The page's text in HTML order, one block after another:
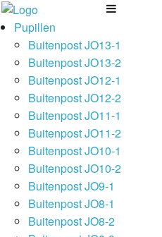
Pupillen
Buitenpost JO13-1
Buitenpost JO13-2
Buitenpost JO12-1
Buitenpost JO12-2
Buitenpost JO11-1
Buitenpost JO11-2
Buitenpost JO10-1
Buitenpost JO10-2
Buitenpost JO9-1
Buitenpost JO8-1
Buitenpost JO8-2